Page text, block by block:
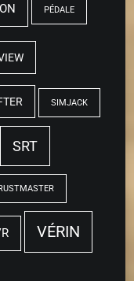
PÉDALE
SIMJACK
SRT
VÉRIN